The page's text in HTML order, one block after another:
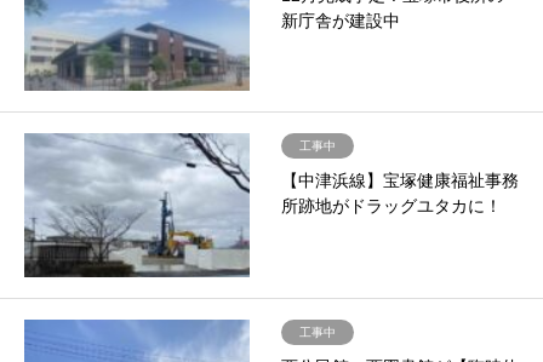
新庁舎が建設中
工事中
【中津浜線】宝塚健康福祉事務
所跡地がドラッグユタカに！
工事中